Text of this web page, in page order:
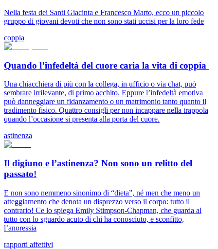
Nella festa dei Santi Giacinta e Francesco Marto, ecco un piccolo
gruppo di giovani devoti che non sono stati uccisi per la loro fede
coppia
Quando l’infedeltà del cuore caria la vita di coppia
Una chiacchiera di più con la collega, in ufficio o via chat, può
sembrare irrilevante, di primo acchito. Eppure l’infedeltà emotiva
può danneggiare un fidanzamento o un matrimonio tanto quanto il
tradimento fisico. Quattro consigli per non incappare nella trappola
quando l’occasione si presenta alla porta del cuore.
astinenza
Il digiuno e l’astinenza? Non sono un relitto del
passato!
E non sono nemmeno sinonimo di “dieta”, né men che meno un
atteggiamento che denota un disprezzo verso il corpo: tutto il
contrario! Ce lo spiega Emily Stimpson-Chapman, che guarda al
tutto con lo sguardo acuto di chi ha conosciuto, e sconfitto,
l’anoressia
rapporti affettivi